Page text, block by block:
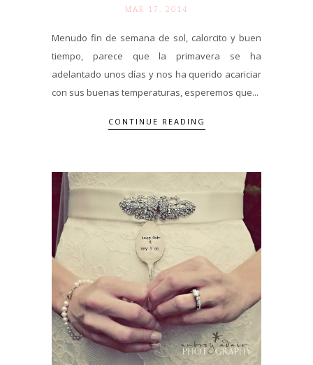
MAR 17. 2014
Menudo fin de semana de sol, calorcito y buen
tiempo, parece que la primavera se ha
adelantado unos días y nos ha querido acariciar
con sus buenas temperaturas, esperemos que...
CONTINUE READING